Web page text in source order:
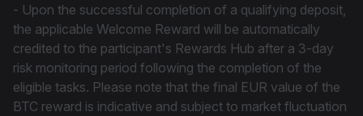
- Upon the successful completion of a qualifying deposit,
the applicable Welcome Reward will be automatically
credited to the participant's Rewards Hub after a 3-day
risk monitoring period following the completion of the
eligible tasks. Please note that the final EUR value of the
BTC reward is indicative and subject to market fluctuation